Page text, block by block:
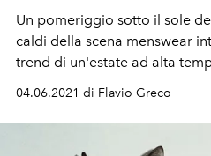
Un pomeriggio sotto il sole
caldi della scena menswear
trend di un'estate ad alta
poliedrico: il musicista e web
l’attore e imprenditore
04.06.2021 di Flavio Greco